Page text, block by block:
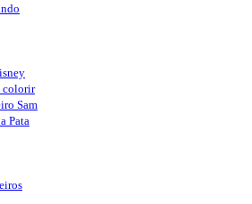
colorir
Sam
Pata